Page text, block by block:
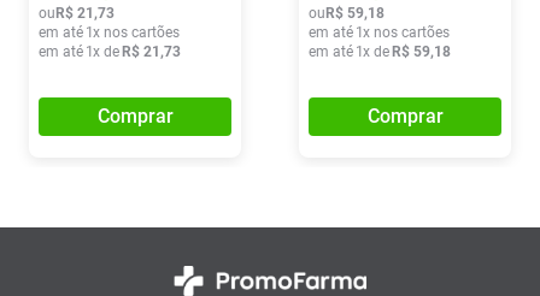
ou R$ 21 ,73
em até 1x nos cartões
em até 1x de R$ 21 ,73
Comprar
ou R$ 59,18
em até 1x nos cartões
em até 1x de R$ 59,18
Comprar